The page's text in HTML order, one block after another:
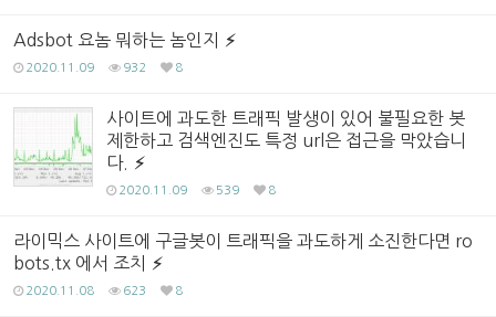
Adsbot 요놈 뭐하는 놈인지
2020.11.09 932 8
사이트에 과도한 트래픽 발생이 있어 불필요한 봇
제한하고 검색엔진도 특정 url은 접근을 막았습니
다.
2020.11.09 539 8
라이믹스 사이트에 구글봇이 트래픽을 과도하게 소진한다면 ro
bots.tx 에서 조치
2020.11.08 623 8